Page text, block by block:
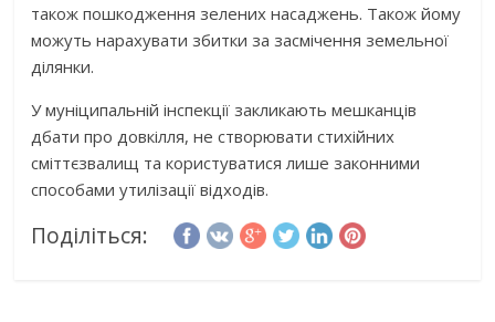
також пошкодження зелених насаджень. Також йому
можуть нарахувати збитки за засмічення земельної
ділянки.
У муніципальній інспекції закликають мешканців
дбати про довкілля, не створювати стихійних
сміттєзвалищ та користуватися лише законними
способами утилізації відходів.
Поділіться: